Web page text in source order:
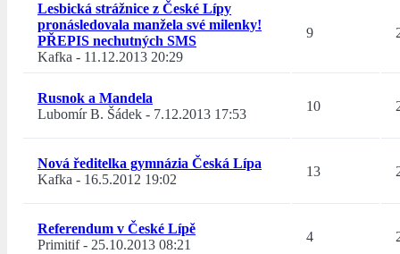
Lesbická strážnice z České Lípy
pronásledovala manžela své milenky!
PŘEPIS nechutných SMS
Kafka - 11.12.2013 20:29
9
Rusnok a Mandela
Lubomír B. Šádek - 7.12.2013 17:53
10
Nová ředitelka gymnázia Česká Lípa
Kafka - 16.5.2012 19:02
13
Referendum v České Lípě
Primitif- 25.10.2013 08:21
4